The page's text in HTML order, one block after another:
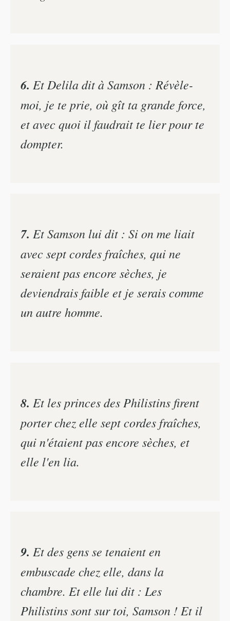
6. Et Delila dit à Samson : Révèle-
moi, je te prie, où gît ta grande force,
et avec quoi il faudrait te lier pour te
dompter.
7. Et Samson lui dit : Si on me liait
avec sept cordes fraîches, qui ne
seraient pas encore sèches, je
deviendrais faible et je serais comme
un autre homme.
8. Et les princes des Philistins firent
porter chez elle sept cordes fraîches,
qui n'étaient pas encore sèches, et
elle l'en lia.
9. Et des gens se tenaient en
embuscade chez elle, dans la
chambre. Et elle lui dit : Les
Philistins sont sur toi, Samson ! Et il